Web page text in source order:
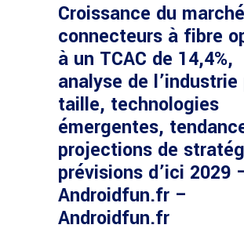
Croissance du
connecteurs à fibre
à un TCAC de 14,4%,
analyse de l’industrie
taille, technologies
émergentes,
projections de
prévisions d’ici 2029
Androidfun.fr –
Androidfun.fr